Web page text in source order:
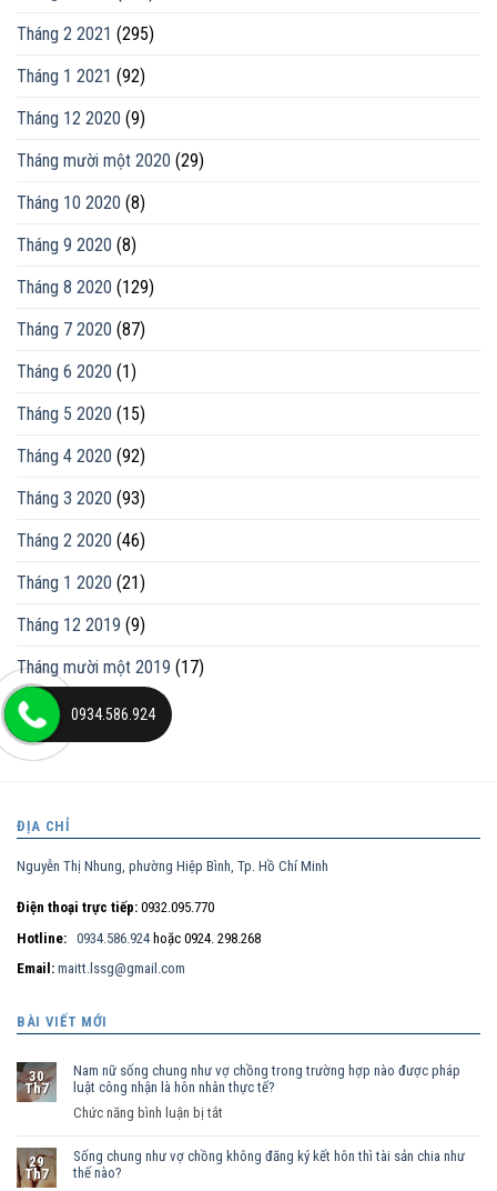
Tháng 2 2021 (295)
Tháng 1 2021 (92)
Tháng 12 2020 (9)
Tháng mười một 2020 (29)
Tháng 10 2020 (8)
Tháng 9 2020 (8)
Tháng 8 2020 (129)
Tháng 7 2020 (87)
Tháng 6 2020 (1)
Tháng 5 2020 (15)
Tháng 4 2020 (92)
Tháng 3 2020 (93)
Tháng 2 2020 (46)
Tháng 1 2020 (21)
Tháng 12 2019 (9)
Tháng mười một 2019 (17)
ĐỊA CHỈ
Nguyễn Thị Nhung, phường Hiệp Bình, Tp. Hồ Chí Minh
Điện thoại trực tiếp: 0932.095.770
Hotline: 0934.586.924 hoặc 0924. 298.268
Email: maitt.lssg@gmail.com
BÀI VIẾT MỚI
30
Th7
Nam nữ sống chung như vợ chồng trong trường hợp nào được pháp
luật công nhận là hôn nhân thực tế?
Chức năng bình luận bị tắt
nữ
29
Th7
Sống chung như vợ chồng không đăng ký kết hôn thì tài sản chia như
thế nào?
0934.586.924